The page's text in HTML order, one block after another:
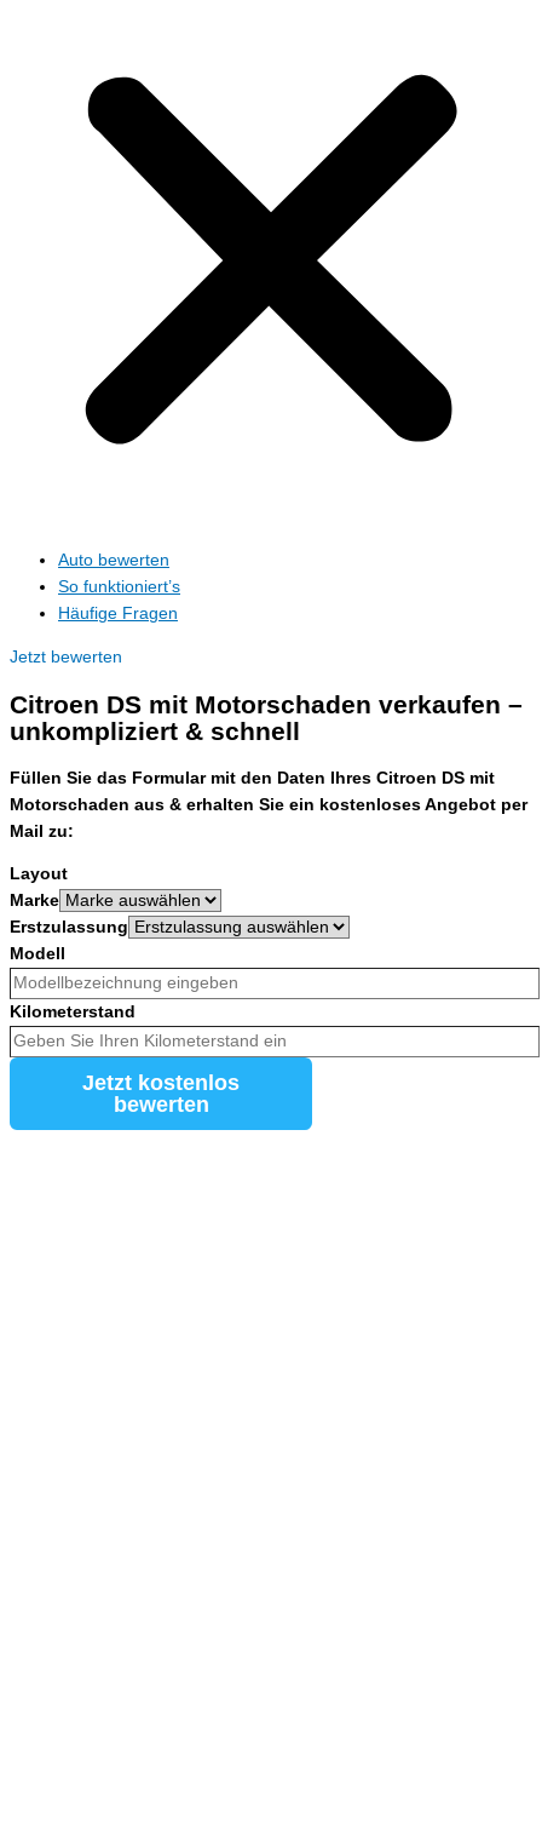
Auto bewerten
So funktioniert’s
Häufige Fragen
Jetzt bewerten
Citroen DS mit Motorschaden verkaufen –
unkompliziert & schnell
Füllen Sie das Formular mit den Daten Ihres Citroen DS mit
Motorschaden aus & erhalten Sie ein kostenloses Angebot per
Mail zu:
Layout
Marke
Erstzulassung
Modell
Kilometerstand
Jetzt kostenlos
bewerten